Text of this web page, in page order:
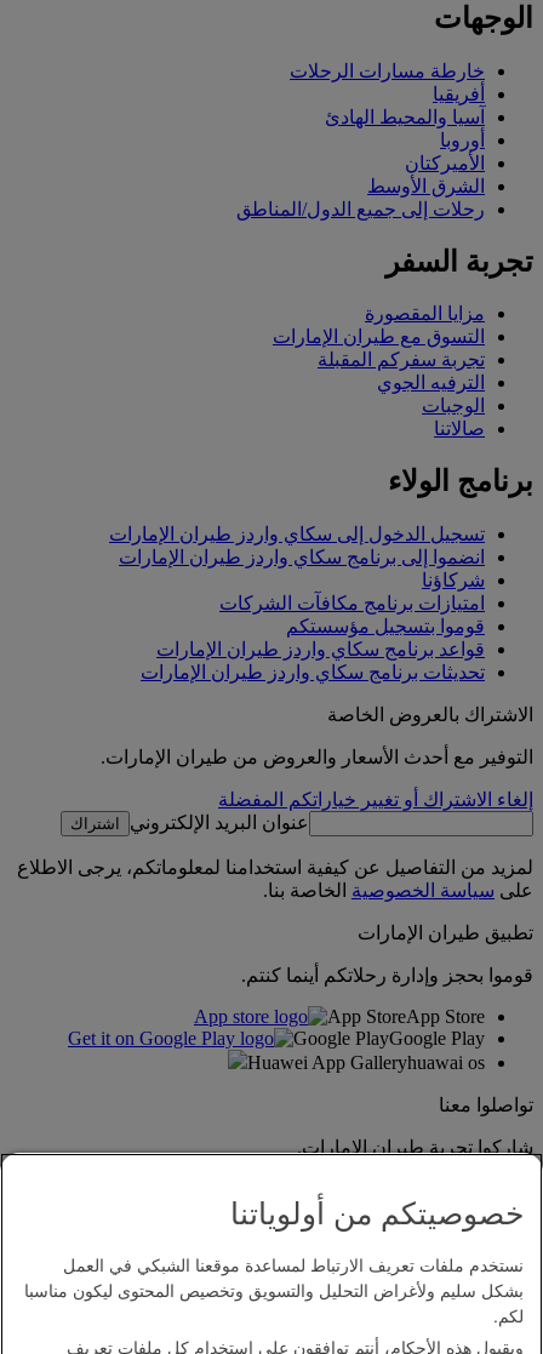
الوجهات
خارطة مسارات الرحلات
أفريقيا
آسيا والمحيط الهادئ
أوروبا
الأميركتان
الشرق الأوسط
رحلات إلى جميع الدول/المناطق
تجربة السفر
مزايا المقصورة
التسوق مع طيران الإمارات
تجربة سفركم المقبلة
الترفيه الجوي
الوجبات
صالاتنا
برنامج الولاء
تسجيل الدخول إلى سكاي واردز طيران الإمارات
انضموا إلى برنامج سكاي واردز طيران الإمارات
شركاؤنا
امتيازات برنامج مكافآت الشركات
قوموا بتسجيل مؤسستكم
قواعد برنامج سكاي واردز طيران الإمارات
تحديثات برنامج سكاي واردز طيران الإمارات
الاشتراك بالعروض الخاصة
التوفير مع أحدث الأسعار والعروض من طيران الإمارات.
إلغاء الاشتراك أو تغيير خياراتكم المفضلة
عنوان البريد الإلكتروني
اشتراك
لمزيد من التفاصيل عن كيفية استخدامنا لمعلوماتكم، يرجى الاطلاع
على سياسة الخصوصية الخاصة بنا.
تطبيق طيران الإمارات
قوموا بحجز وإدارة رحلاتكم أينما كنتم.
App StoreApp Store
Google PlayGoogle Play
Huawei App Galleryhuawai os
تواصلوا معنا
شاركوا تجربة طيران الإمارات.
خصوصيتكم من أولوياتنا
نستخدم ملفات تعريف الارتباط لمساعدة موقعنا الشبكي في العمل
بشكل سليم ولأغراض التحليل والتسويق وتخصيص المحتوى ليكون مناسبا
لكم.
وبقبول هذه الأحكام، أنتم توافقون على استخدام كل ملفات تعريف